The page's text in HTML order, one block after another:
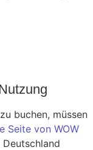
buchen, müssen
Seite von WOW